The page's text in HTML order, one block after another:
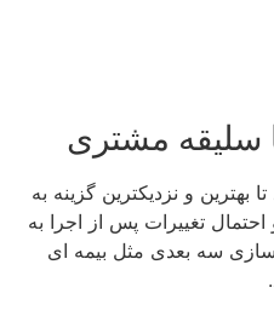
سلیقه مشتری
و نزدیکترین گزینه به
تغییرات پس از اجرا به
سه بعدی مثل بیمه ای